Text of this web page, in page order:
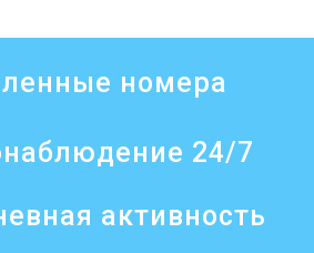
24/7
номера
активность